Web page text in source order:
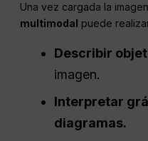
Una vez cargada la imagen,
multimodal puede
Describir
imagen.
Interpretar
diagramas.